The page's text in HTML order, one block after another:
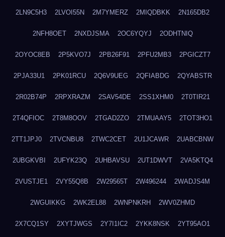
2LN9C5H3 2LVOI55N 2M7YMERZ 2MIQDBKK 2N165DB2
2NFH8OET 2NXDJSMA 2OC6YQYJ 2ODHTNIQ
2OYOC8EB 2P5KVO7J 2PB26F91 2PFU2MB3 2PGICZT7
2PJA33U1 2PK01RCU 2Q6V9UEG 2QFIABDG 2QYABSTR
2R02B74P 2RPXRAZM 2SAV54DE 2SS1XHM0 2T0TIR21
2T4QFIOC 2T8M8OOV 2TGAD2ZO 2TMUAAY5 2TOT3HO1
2TT1JPJ0 2TVCNBU8 2TWC2CET 2U1JCAWR 2UABCBNW
2UBGKVBI 2UFYK23Q 2UHBAVSU 2UT1DWVT 2VA5KTQ4
2VUSTJE1 2VY55Q8B 2W29565T 2W496244 2WADJS4M
2WGUIKKG 2WK2EL88 2WNPNKRH 2WV0ZHMD
2X7CQ1SY 2XYTJWGS 2Y7I1IC2 2YKK8NSK 2YT95AO1